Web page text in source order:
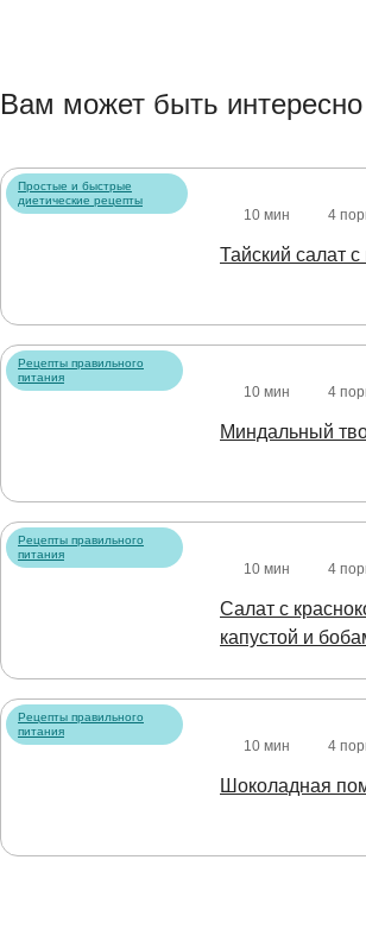
Вам может быть интересно
Простые и быстрые
диетические рецепты
10 мин 4
Тайский салат с
Рецепты правильного
питания
10 мин 4
Миндальный
Рецепты правильного
питания
10 мин 4
Салат с
капустой и
Рецепты правильного
питания
10 мин 4
Шоколадная